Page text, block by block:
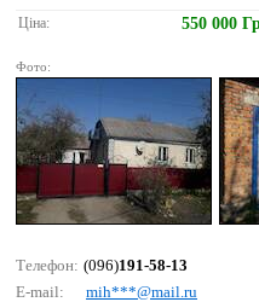
Ціна: 550 000
Фото:
Телефон: (096)191-58-13
E-mail:
mih***@mаil.ru